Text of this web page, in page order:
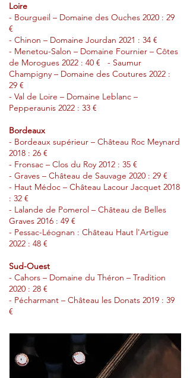
Loire
- Bourgueil – Domaine des Ouches 2020 : 29
€
- Chinon – Domaine Jourdan 2021 : 34 €
- Menetou-Salon – Domaine Fournier – Côtes
de Morogues 2022 : 40 € - Saumur
Champigny – Domaine des Coutures 2022 :
29 €
- Val de Loire – Domaine Leblanc –
Pepperaunis 2022 : 33 €
Bordeaux
- Bordeaux supérieur – Château Roc Meynard
2018 : 26 €
- Fronsac – Clos du Roy 2012 : 35 €
- Graves – Château de Sauvage 2020 : 29 €
- Haut Médoc – Château Lacour Jacquet 2018
: 32 €
- Lalande de Pomerol – Château de Belles
Graves 2016 : 49 €
- Pessac-Léognan : Château Haut l'Artigue
2022 : 48 €
Sud-Ouest
- Cahors – Domaine du Théron – Tradition
2020 : 28 €
- Pécharmant – Château les Donats 2019 : 39
€